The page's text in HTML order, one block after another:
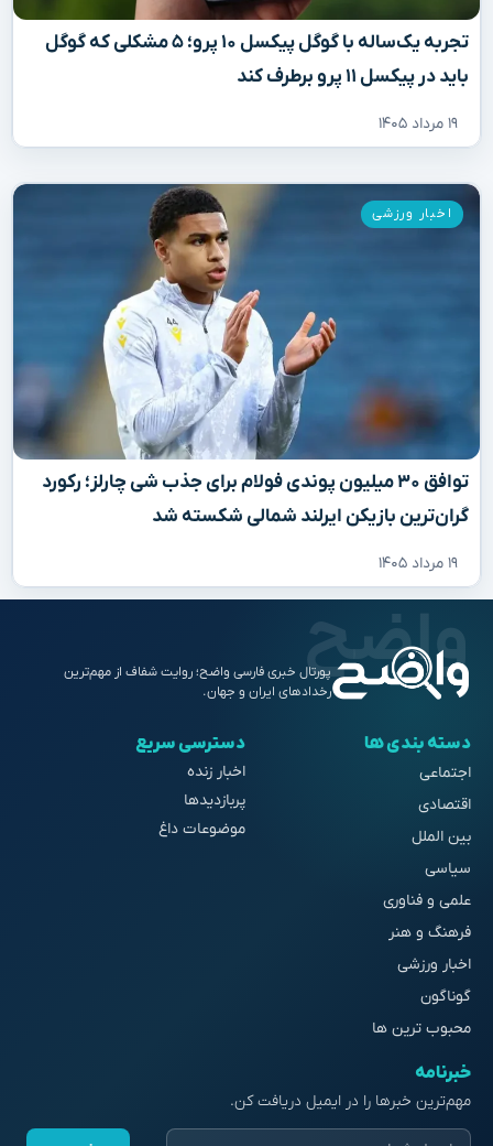
تجربه یک‌ساله با گوگل پیکسل ۱۰ پرو؛ ۵ مشکلی که گوگل
باید در پیکسل ۱۱ پرو برطرف کند
۱۹ مرداد ۱۴۰۵
توافق ۳۰ میلیون پوندی فولام برای جذب شی چارلز؛ رکورد
گران‌ترین بازیکن ایرلند شمالی شکسته شد
۱۹ مرداد ۱۴۰۵
اخبار ورزشی
پورتال خبری فارسی واضح؛ روایت شفاف از مهم‌ترین
رخدادهای ایران و جهان.
دسته بندی ها
اجتماعی
اقتصادی
بین الملل
سیاسی
علمی و فناوری
فرهنگ و هنر
اخبار ورزشی
گوناگون
محبوب ترین ها
دسترسی سریع
اخبار زنده
پربازدیدها
موضوعات داغ
خبرنامه
مهم‌ترین خبرها را در ایمیل دریافت کن.